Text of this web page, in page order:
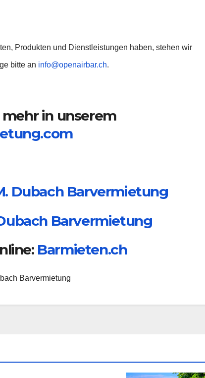
Produkten und Dienstleistungen haben, stehen wir
bitte an info@openairbar.ch.
mehr in unserem
Dubach Barvermietung
Barvermietung
Barmieten.ch
Barvermietung